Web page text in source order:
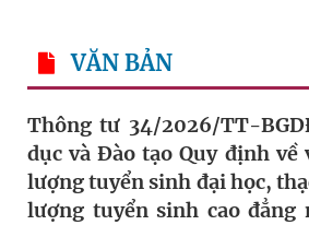
VĂN BẢN
Thông tư 34/2026/TT-
dục và Đào tạo Quy định về
lượng tuyển sinh đại học,
lượng tuyển sinh cao đẳng